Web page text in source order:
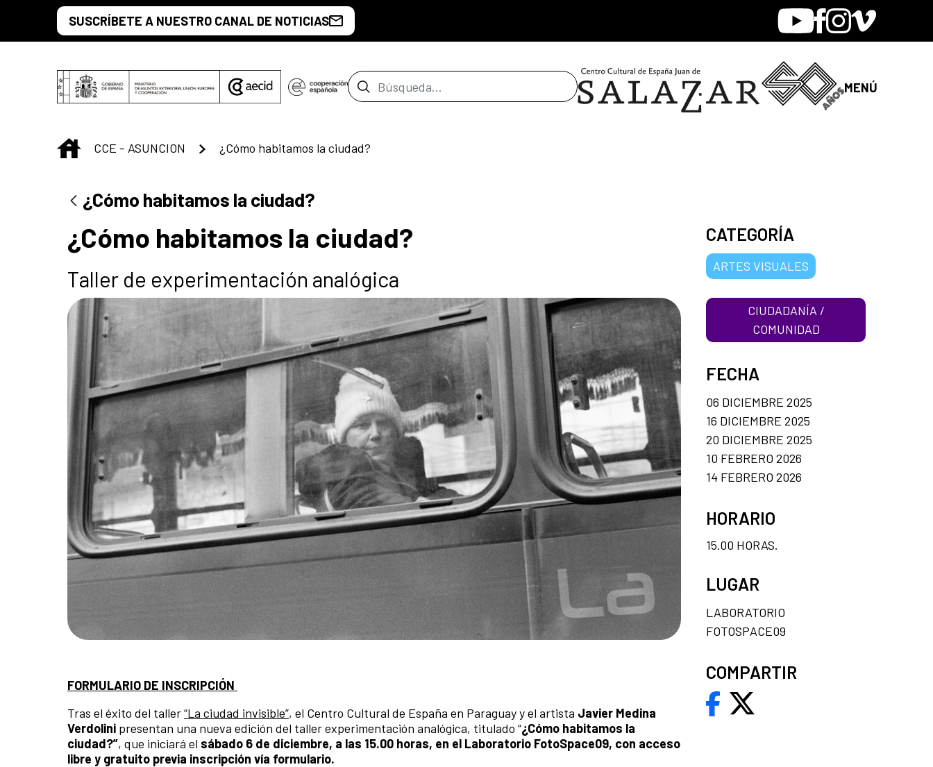
Saltar al contenido principal
SUSCRÍBETE A NUESTRO CANAL DE NOTICIAS YoutubeFacebook
Instagram
Vimeo
Barra de búsqueda MENÚ
INICIO
CCE - ASUNCION ¿Cómo habitamos la ciudad?
¿Cómo habitamos la ciudad?
¿Cómo habitamos la ciudad?
Taller de experimentación analógica
FORMULARIO DE INSCRIPCIÓN
Tras el éxito del taller“La ciudad invisible”, el Centro Cultural de España en Paraguay y el artista Javier Medina
Verdolini presentan una nueva edición del taller experimentación analógica, titulado “¿Cómo habitamos la
ciudad?”, que iniciará el sábado 6 de diciembre, a las 15.00 horas, en el Laboratorio FotoSpace09, con acceso
libre y gratuito previa inscripción vía formulario.
CATEGORÍA
ARTES VISUALES
CIUDADANÍA /
COMUNIDAD
FECHA
06 DICIEMBRE 2025
16 DICIEMBRE 2025
20 DICIEMBRE 2025
10 FEBRERO 2026
14 FEBRERO 2026
HORARIO
15.00 HORAS.
LUGAR
LABORATORIO
FOTOSPACE09
COMPARTIR